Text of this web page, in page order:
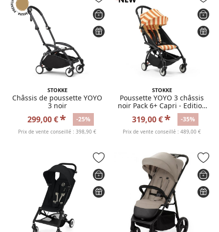
STOKKE
Châssis de poussette YOYO
3 noir
299,00 €* -25%
Prix de vente conseillé : 398,90 €
STOKKE
Poussette YOYO 3 châssis
noir Pack 6+ Capri - Edition
limitée Riviera
319,00 €* -35%
Prix de vente conseillé : 489,00 €